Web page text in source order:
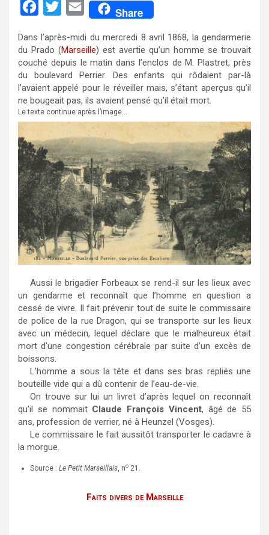
c
e
b
o
o
i
t
t
e
r
E
a
i
l
Share
Dans l’après-midi du mercredi 8 avril 1868, la gendarmerie
du Prado (Marseille) est avertie qu’un homme se trouvait
couché depuis le matin dans l’enclos de M. Plastret, près
du boulevard Perrier. Des enfants qui rôdaient par-là
l’avaient appelé pour le réveiller mais, s’étant aperçus qu’il
ne bougeait pas, ils avaient pensé qu’il était mort.
Le texte continue après l’image…
Aussi le brigadier Forbeaux se rend-il sur les lieux avec
un gendarme et reconnaît que l’homme en question a
cessé de vivre. Il fait prévenir tout de suite le commissaire
de police de la rue Dragon, qui se transporte sur les lieux
avec un médecin, lequel déclare que le malheureux était
mort d’une congestion cérébrale par suite d’un excès de
boissons.
L’homme a sous la tête et dans ses bras repliés une
bouteille vide qui a dû contenir de l’eau-de-vie.
On trouve sur lui un livret d’après lequel on reconnaît
qu’il se nommait Claude François Vincent, âgé de 55
ans, profession de verrier, né à Heunzel (Vosges).
Le commissaire le fait aussitôt transporter le cadavre à
la morgue.
Source : Le Petit Marseillais , no 21.
Faits divers de Marseille